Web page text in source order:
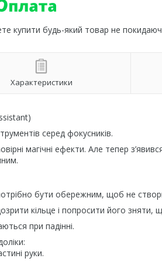
купити будь-який товар не
Характеристики
серед фокусників.
магічні ефекти. Але тепер
бути обережним, щоб не
кільце і попросити його зняти,
при падінні.
руки.